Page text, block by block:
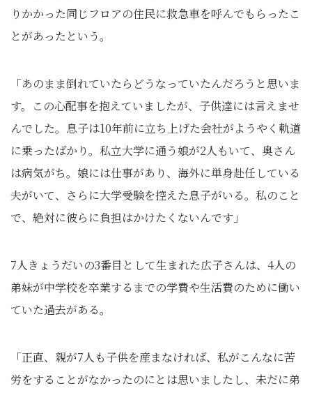
りかかった同じフロアの住民に救急車を呼んでもらったこ
とがあったという。
「あのまま倒れていたらどうなっていたんだろうと思いま
す。この心配事を抱えていましたが、子供達には言えませ
んでした。息子は10年前に立ち上げた会社がようやく軌道
に乗ったばかり。私立大学に通う娘が2人もいて、奥さん
は病気がち。娘には仕事があり、海外に単身赴任している
夫がいて、さらに大学受験を控えた息子がいる。私のこと
で、絶対に彼らに負担はかけたくないんです」
7人きょうだいの3番目として生まれた広子さんは、4人の
弟妹が中学校を卒業するまでの学費や生活費のために働い
ていた過去がある。
「正直、親が7人も子供を産まなければ、私がこんなに苦
労をすることがなかったのにとは思いましたし、未だに弟